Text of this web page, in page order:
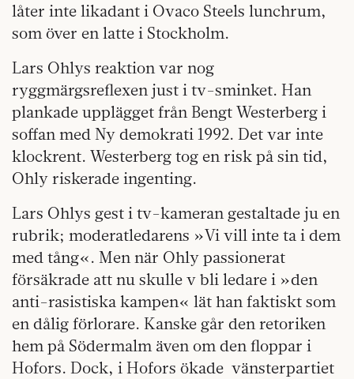
låter inte likadant i Ovaco Steels lunchrum,
som över en latte i Stockholm.
Lars Ohlys reaktion var nog
ryggmärgsreflexen just i tv-sminket. Han
plankade upplägget från Bengt Westerberg i
soffan med Ny demokrati 1992. Det var inte
klockrent. Westerberg tog en risk på sin tid,
Ohly riskerade ingenting.
Lars Ohlys gest i tv-kameran gestaltade ju en
rubrik; moderatledarens »Vi vill inte ta i dem
med tång«. Men när Ohly passionerat
försäkrade att nu skulle v bli ledare i »den
anti-rasistiska kampen« lät han faktiskt som
en dålig förlorare. Kanske går den retoriken
hem på Södermalm även om den floppar i
Hofors. Dock, i Hofors ökade vänsterpartiet